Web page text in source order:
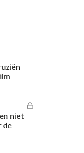
niet
de